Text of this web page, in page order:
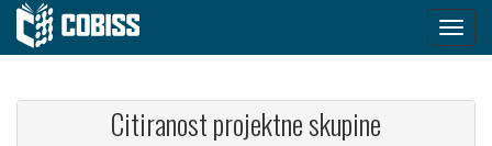
Citiranost projektne skupine